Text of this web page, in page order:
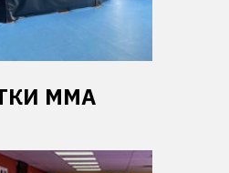
ММА